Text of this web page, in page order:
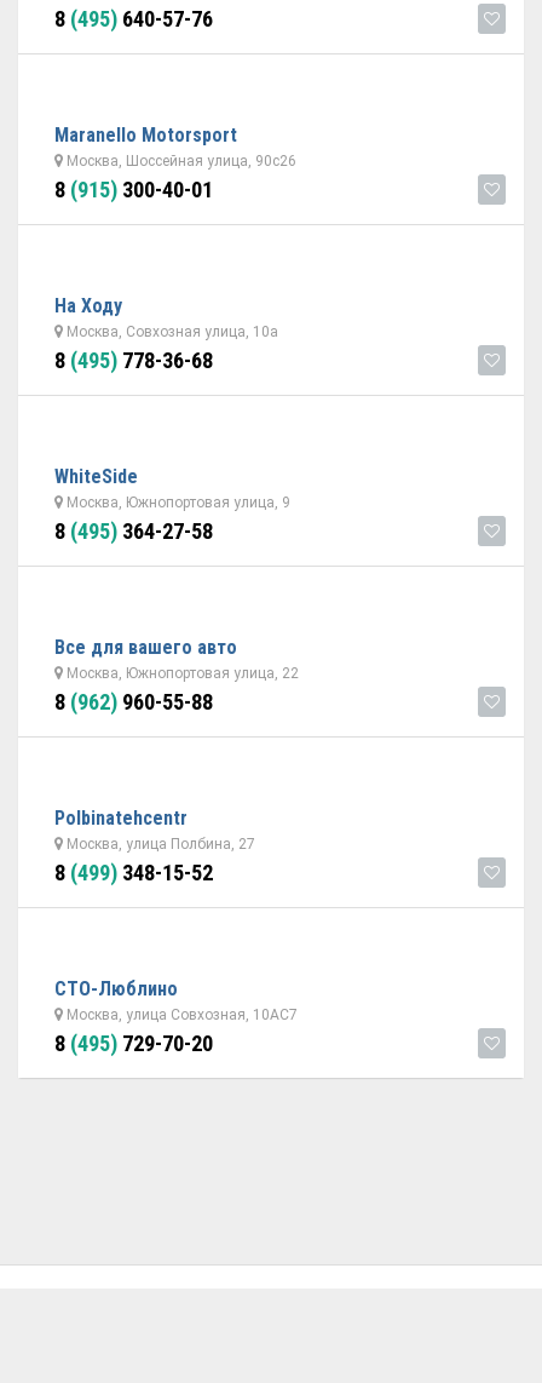
8 (495) 640-57-76
Maranello Motorsport
Москва, Шоссейная улица, 90с26
8 (915) 300-40-01
На Ходу
Москва, Совхозная улица, 10а
8 (495) 778-36-68
WhiteSide
Москва, Южнопортовая улица, 9
8 (495) 364-27-58
Все для вашего авто
Москва, Южнопортовая улица, 22
8 (962) 960-55-88
Polbinatehcentr
Москва, улица Полбина, 27
8 (499) 348-15-52
СТО-Люблино
Москва, улица Совхозная, 10АC7
8 (495) 729-70-20